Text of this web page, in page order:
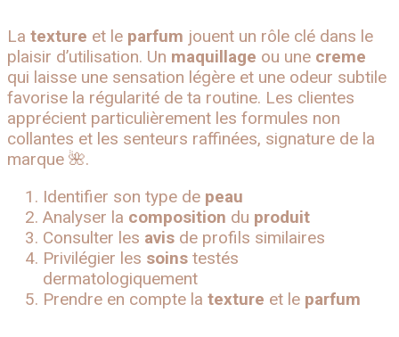
La texture et le parfum jouent un rôle clé dans le
plaisir d’utilisation. Un maquillage ou une creme
qui laisse une sensation légère et une odeur subtile
favorise la régularité de ta routine. Les clientes
apprécient particulièrement les formules non
collantes et les senteurs raffinées, signature de la
marque 🌺.
Identifier son type de peau
Analyser la composition du produit
Consulter les avis de profils similaires
Privilégier les soins testés
dermatologiquement
Prendre en compte la texture et le parfum